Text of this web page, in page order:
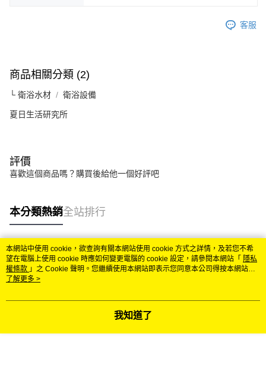
客服
商品相關分類 (2)
└ 衛浴水材 衛浴設備
夏日生活研究所
評價
喜歡這個商品嗎？購買後給他一個好評吧
本分類熱銷全站排行
熱門標籤
本網站中使用 cookie，欲查詢有關本網站使用 cookie 方式之詳情，及若您不希
望在電腦上使用 cookie 時應如何變更電腦的 cookie 設定，請參閱本網站「 隱私
權條款 」之 Cookie 聲明。您繼續使用本網站即表示您同意本公司得按本網站使
用條款之 Cookie 聲明使用 cookie。
了解更多 >
我知道了